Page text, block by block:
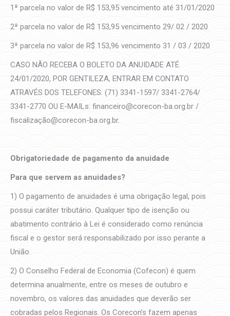
1ª parcela no valor de R$ 153,95 vencimento até 31/01/2020
2ª parcela no valor de R$ 153,95 vencimento 29/ 02 / 2020
3ª parcela no valor de R$ 153,96 vencimento 31 / 03 / 2020
CASO NÃO RECEBA O BOLETO DA ANUIDADE ATÉ
24/01/2020, POR GENTILEZA, ENTRAR EM CONTATO
ATRAVÉS DOS TELEFONES: (71) 3341-1597/ 3341-2764/
3341-2770 OU E-MAILs: financeiro@corecon-ba.org.br /
fiscalização@corecon-ba.org.br.
Obrigatoriedade de pagamento da anuidade
Para que servem as anuidades?
1) O pagamento de anuidades é uma obrigação legal, pois
possui caráter tributário. Qualquer tipo de isenção ou
abatimento contrário à Lei é considerado como renúncia
fiscal e o gestor será responsabilizado por isso perante a
União.
2) O Conselho Federal de Economia (Cofecon) é quem
determina anualmente, entre os meses de outubro e
novembro, os valores das anuidades que deverão ser
cobradas pelos Regionais. Os Corecon’s fazem apenas